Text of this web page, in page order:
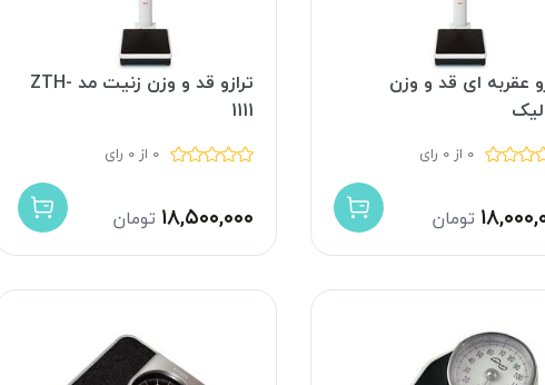
عقربه ای قد و وزن
0 از 0 رای
تومان
ترازو قد و وزن زنیت مد ZTH-
1111
0 از 0 رای
۱۸,۵۰۰,۰۰۰ تومان